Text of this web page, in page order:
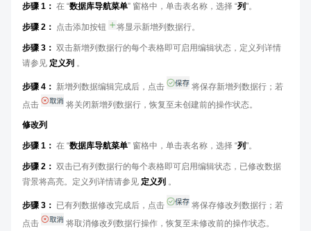
步骤 1： 在 “数据库导航菜单” 窗格中，单击表名称，选择 “列"。
步骤 2： 点击添加按钮 将显示新增列数据行。
步骤 3： 双击新增列数据行的每个表格即可启用编辑状态，定义列详情
请参见 定义列 。
步骤 4： 新增列数据编辑完成后，点击
将保存新增列数据行；若
点击
将关闭新增列数据行，恢复至未创建前的操作状态。
修改列
步骤 1： 在 “数据库导航菜单” 窗格中，单击表名称，选择 “列"。
步骤 2： 双击已有列数据行的每个表格即可启用编辑状态，已修改数据
背景将高亮。定义列详情请参见 定义列 。
步骤 3： 已有列数据修改完成后，点击
将保存修改列数据行；若
点击
将取消修改列数据行操作，恢复至未修改前的操作状态。